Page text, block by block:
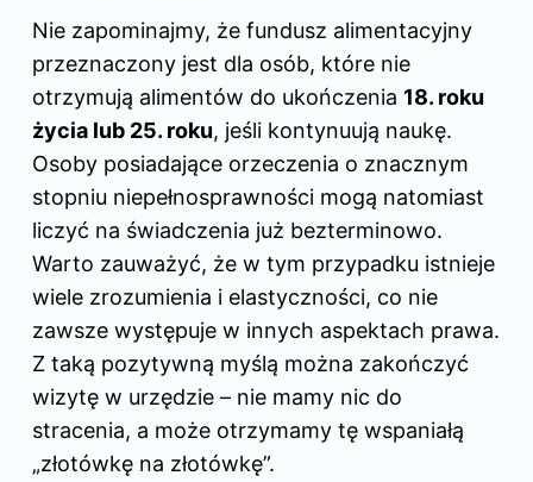
Nie zapominajmy, że fundusz alimentacyjny
przeznaczony jest dla osób, które nie
otrzymują alimentów do ukończenia 18. roku
życia lub 25. roku, jeśli kontynuują naukę.
Osoby posiadające orzeczenia o znacznym
stopniu niepełnosprawności mogą natomiast
liczyć na świadczenia już bezterminowo.
Warto zauważyć, że w tym przypadku istnieje
wiele zrozumienia i elastyczności, co nie
zawsze występuje w innych aspektach prawa.
Z taką pozytywną myślą można zakończyć
wizytę w urzędzie – nie mamy nic do
stracenia, a może otrzymamy tę wspaniałą
„złotówkę na złotówkę”.